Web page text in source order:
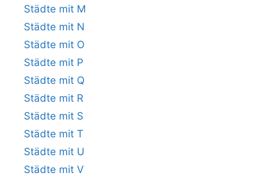
Städte mit M
Städte mit N
Städte mit O
Städte mit P
Städte mit Q
Städte mit R
Städte mit S
Städte mit T
Städte mit U
Städte mit V